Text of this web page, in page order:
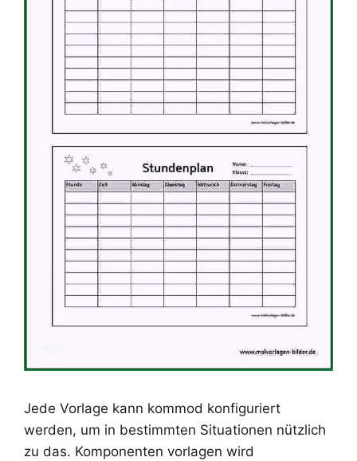
Jede Vorlage kann kommod konfiguriert
werden, um in bestimmten Situationen nützlich
zu das. Komponenten vorlagen wird